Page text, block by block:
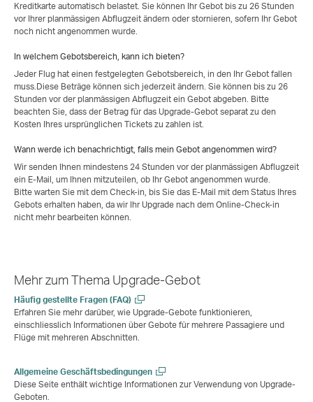
Kreditkarte automatisch belastet. Sie können Ihr Gebot bis zu 26 Stunden
vor Ihrer planmässigen Abflugzeit ändern oder stornieren, sofern Ihr Gebot
noch nicht angenommen wurde.
In welchem Gebotsbereich, kann ich bieten?
Jeder Flug hat einen festgelegten Gebotsbereich, in den Ihr Gebot fallen
muss.Diese Beträge können sich jederzeit ändern. Sie können bis zu 26
Stunden vor der planmässigen Abflugzeit ein Gebot abgeben. Bitte
beachten Sie, dass der Betrag für das Upgrade-Gebot separat zu den
Kosten Ihres ursprünglichen Tickets zu zahlen ist.
Wann werde ich benachrichtigt, falls mein Gebot angenommen wird?
Wir senden Ihnen mindestens 24 Stunden vor der planmässigen Abflugzeit
ein E-Mail, um Ihnen mitzuteilen, ob Ihr Gebot angenommen wurde.
Bitte warten Sie mit dem Check-in, bis Sie das E-Mail mit dem Status Ihres
Gebots erhalten haben, da wir Ihr Upgrade nach dem Online-Check-in
nicht mehr bearbeiten können.
Mehr zum Thema Upgrade-Gebot
Häufig gestellte Fragen (FAQ)
Erfahren Sie mehr darüber, wie Upgrade-Gebote funktionieren,
einschliesslich Informationen über Gebote für mehrere Passagiere und
Flüge mit mehreren Abschnitten.
Allgemeine Geschäftsbedingungen
Diese Seite enthält wichtige Informationen zur Verwendung von Upgrade-
Geboten.